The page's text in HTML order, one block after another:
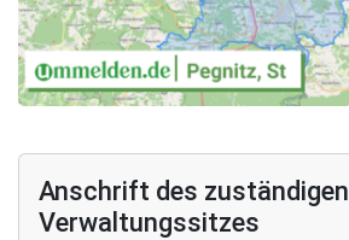
Anschrift des zuständigen
Verwaltungssitzes